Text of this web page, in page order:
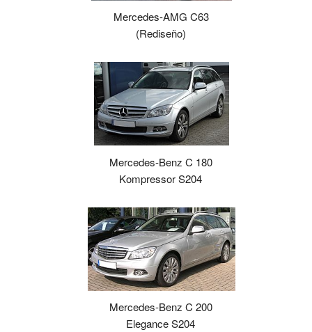
Mercedes-AMG C63
(Rediseño)
Mercedes-Benz C 180
Kompressor S204
Mercedes-Benz C 200
Elegance S204